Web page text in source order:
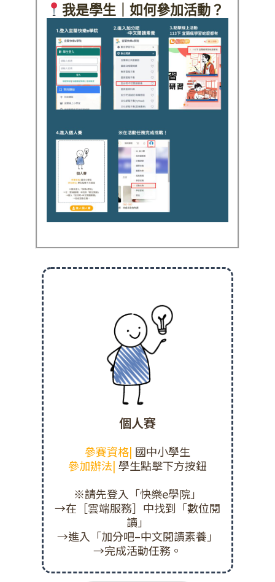
我是學生｜如何參加活動？
個人賽
參賽資格| 國中小學生
參加辦法| 學生點擊下方按鈕
※請先登入「快樂e學院」
→在［雲端服務］中找到「數位閱
讀」
→進入「加分吧–中文閱讀素養」
→完成活動任務。